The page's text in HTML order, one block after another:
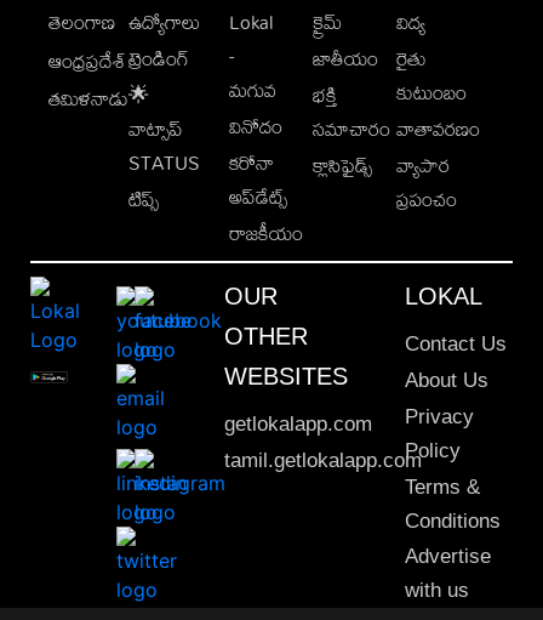
తెలంగాణ
ఆంధ్రప్రదేశ్
తమిళనాడు
ఉద్యోగాలు
ట్రెండింగ్
🌟
వాట్సాప్
STATUS
టిప్స్
Lokal
-
మగువ
వినోదం
కరోనా
అప్‌డేట్స్
రాజకీయం
క్రైమ్
జాతీయం
భక్తి
సమాచారం
క్లాసిఫైడ్స్
విద్య
రైతు
కుటుంబం
వాతావరణం
వ్యాపార
ప్రపంచం
OUR
OTHER
WEBSITES
getlokalapp.com
tamil.getlokalapp.com
LOKAL
Contact Us
About Us
Privacy
Policy
Terms &
Conditions
Advertise
with us